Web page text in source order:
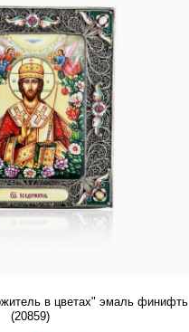
в цветах" эмаль финифть
(20859)